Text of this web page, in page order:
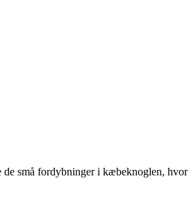
de små fordybninger i kæbeknoglen, hvor